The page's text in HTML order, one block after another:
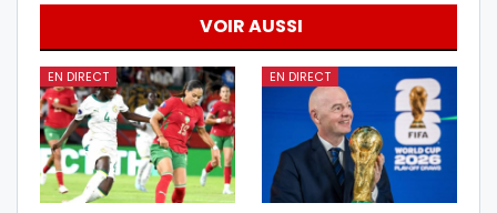
VOIR AUSSI
EN DIRECT EN DIRECT